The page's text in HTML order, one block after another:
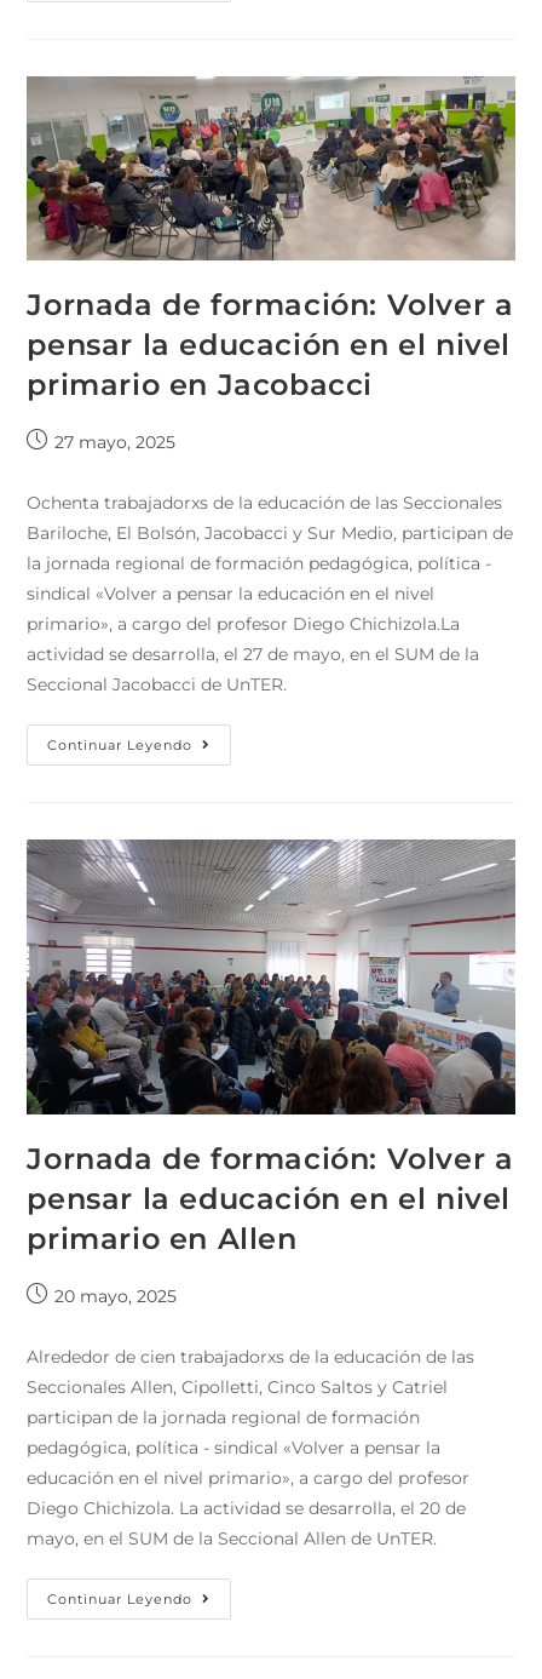
Jornada de formación: Volver a
pensar la educación en el nivel
primario en Jacobacci
27 mayo, 2025
Ochenta trabajadorxs de la educación de las Seccionales
Bariloche, El Bolsón, Jacobacci y Sur Medio, participan de
la jornada regional de formación pedagógica, política -
sindical «Volver a pensar la educación en el nivel
primario», a cargo del profesor Diego Chichizola.La
actividad se desarrolla, el 27 de mayo, en el SUM de la
Seccional Jacobacci de UnTER.
Continuar Leyendo
Jornada de formación: Volver a
pensar la educación en el nivel
primario en Allen
20 mayo, 2025
Alrededor de cien trabajadorxs de la educación de las
Seccionales Allen, Cipolletti, Cinco Saltos y Catriel
participan de la jornada regional de formación
pedagógica, política - sindical «Volver a pensar la
educación en el nivel primario», a cargo del profesor
Diego Chichizola. La actividad se desarrolla, el 20 de
mayo, en el SUM de la Seccional Allen de UnTER.
Continuar Leyendo